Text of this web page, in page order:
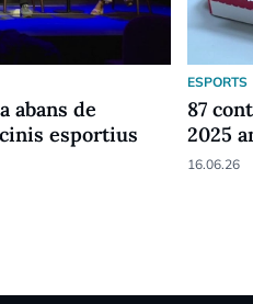
abans de
esportius
ESPORTS
87
2025
16.06.26